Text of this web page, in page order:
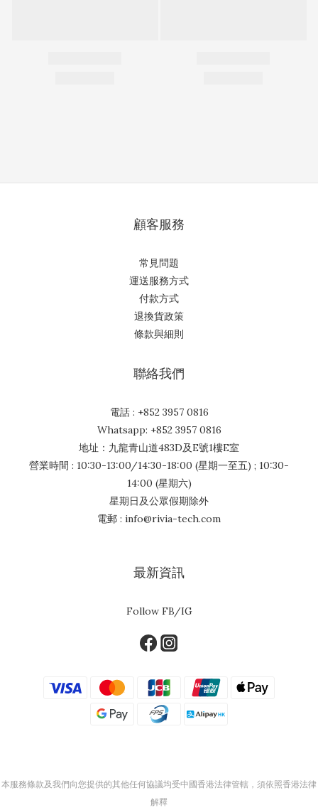
顧客服務
常見問題
運送服務方式
付款方式
退換貨政策
條款與細則
聯絡我們
電話 : +852 3957 0816
Whatsapp: +852 3957 0816
地址：九龍青山道483D及E號1樓E室
營業時間 : 10:30-13:00/14:30-18:00 (星期一至五) ; 10:30-
14:00 (星期六)
星期日及公眾假期除外
電郵 : info@rivia-tech.com
最新資訊
Follow FB/IG
本服務條款及我們向您提供的其他任何協議均受中國香港法律管轄，須依照香港法律
解釋